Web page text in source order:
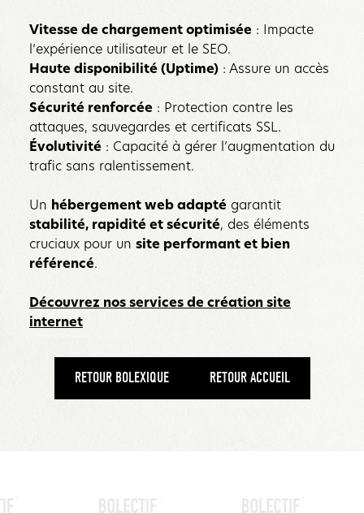
Vitesse de chargement optimisée : Impacte
l’expérience utilisateur et le SEO.
Haute disponibilité (Uptime) : Assure un accès
constant au site.
Sécurité renforcée : Protection contre les
attaques, sauvegardes et certificats SSL.
Évolutivité : Capacité à gérer l’augmentation du
trafic sans ralentissement.
Un hébergement web adapté garantit
stabilité, rapidité et sécurité, des éléments
cruciaux pour un site performant et bien
référencé.
Découvrez nos services de création site
internet
RETOUR BOLEXIQUE RETOUR ACCUEIL